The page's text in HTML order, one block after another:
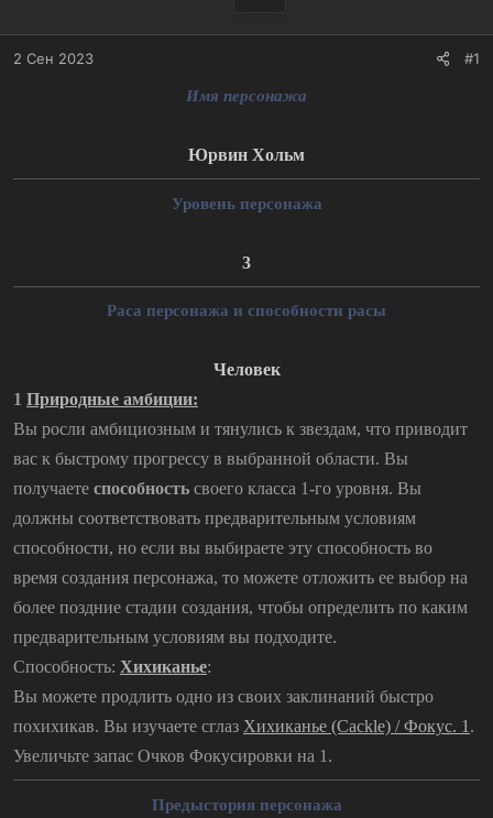
ы
л
2 Сен 2023 #1
Имя персонажа
Юрвин Хольм
Уровень персонажа
3
Раса персонажа и способности расы
Человек
1 Природные амбиции:
Вы росли амбициозным и тянулись к звездам, что приводит
вас к быстрому прогрессу в выбранной области. Вы
получаете способность своего класса 1-го уровня. Вы
должны соответствовать предварительным условиям
способности, но если вы выбираете эту способность во
время создания персонажа, то можете отложить ее выбор на
более поздние стадии создания, чтобы определить по каким
предварительным условиям вы подходите.
Способность: Хихиканье:
Вы можете продлить одно из своих заклинаний быстро
похихикав. Вы изучаете сглаз Хихиканье (Cackle) / Фокус. 1 .
Увеличьте запас Очков Фокусировки на 1.
Предыстория персонажа